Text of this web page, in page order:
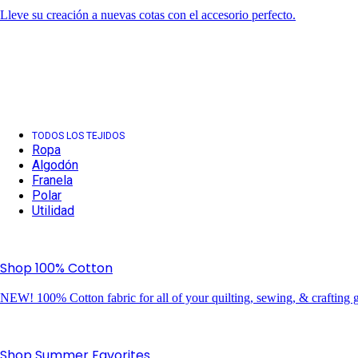
Lleve su creación a nuevas cotas con el accesorio perfecto.
TODOS LOS TEJIDOS
Ropa
Algodón
Franela
Polar
Utilidad
Shop 100% Cotton
NEW! 100% Cotton fabric for all of your quilting, sewing, & crafting